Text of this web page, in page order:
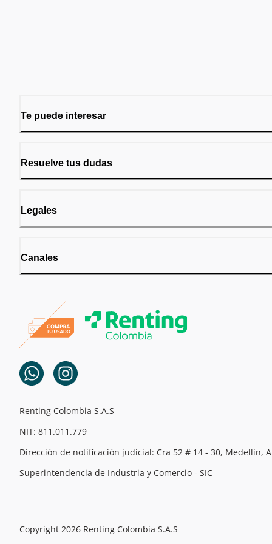
Te puede interesar
Resuelve tus dudas
Legales
Canales
Renting Colombia S.A.S
NIT: 811.011.779
Dirección de notificación judicial: Cra 52 # 14 - 30, Medellín,
Superintendencia de Industria y Comercio - SIC
Copyright 2026 Renting Colombia S.A.S